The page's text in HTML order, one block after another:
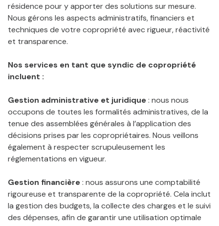
résidence pour y apporter des solutions sur mesure.
Nous gérons les aspects administratifs, financiers et
techniques de votre copropriété avec rigueur, réactivité
et transparence.
Nos services en tant que syndic de copropriété
incluent :
Gestion administrative et juridique: nous nous
occupons de toutes les formalités administratives, de la
tenue des assemblées générales à l’application des
décisions prises par les copropriétaires. Nous veillons
également à respecter scrupuleusement les
réglementations en vigueur.
Gestion financière: nous assurons une comptabilité
rigoureuse et transparente de la copropriété. Cela inclut
la gestion des budgets, la collecte des charges et le suivi
des dépenses, afin de garantir une utilisation optimale